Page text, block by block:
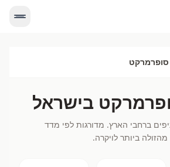
בישראל
ברחבי הארץ. מדורגות לפי מדד